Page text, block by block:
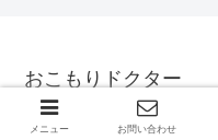
おこもりドクター
© 2022
メニュー お問い合わせ